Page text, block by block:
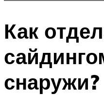
Как
снаружи?